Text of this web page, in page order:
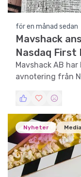
för en månad sedan
Mavshack
Nasdaq First
Mavshack AB
avnotering från
bolagsstämma.
Nyheter Media